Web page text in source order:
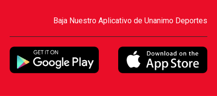
Baja Nuestro Aplicativo de Unanimo Deportes